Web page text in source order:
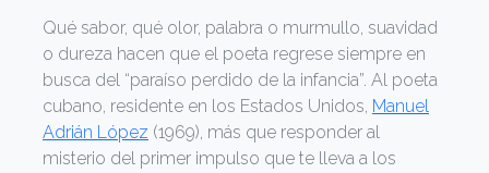
Qué sabor, qué olor, palabra o murmullo, suavidad
o dureza hacen que el poeta regrese siempre en
busca del “paraíso perdido de la infancia”. Al poeta
cubano, residente en los Estados Unidos, Manuel
Adrián López (1969), más que responder al
misterio del primer impulso que te lleva a los